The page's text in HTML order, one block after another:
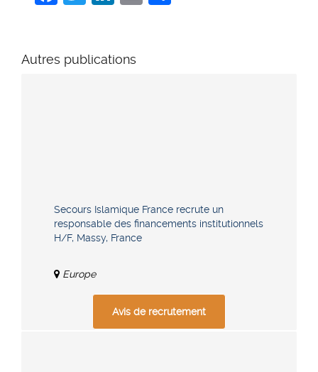
Autres publications
Secours Islamique France recrute un
responsable des financements institutionnels
H/F, Massy, France
Europe
Avis de recrutement